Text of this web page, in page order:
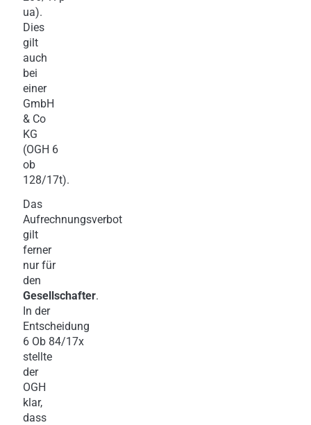
ua).
Dies
gilt
auch
bei
einer
GmbH
& Co
KG
(OGH 6
ob
128/17t).
Das
Aufrechnungsverbot
gilt
ferner
nur für
den
Gesellschafter.
In der
Entscheidung
6 Ob 84/17x
stellte
der
OGH
klar,
dass